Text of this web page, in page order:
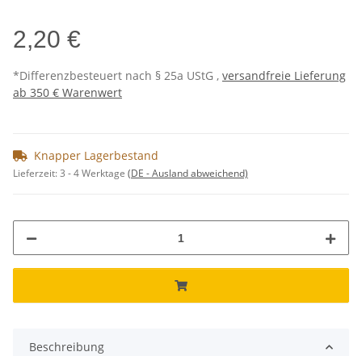
2,20 €
*Differenzbesteuert nach § 25a UStG , versandfreie Lieferung
ab 350 € Warenwert
Knapper Lagerbestand
Lieferzeit:3 - 4 Werktage (DE - Ausland abweichend)
Beschreibung